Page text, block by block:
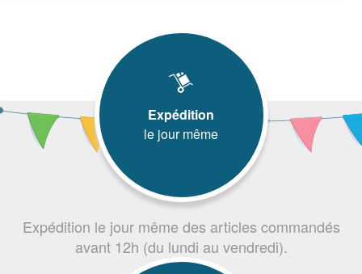
Expédition
le jour même
Expédition le jour même des articles commandés
avant 12h (du lundi au vendredi).